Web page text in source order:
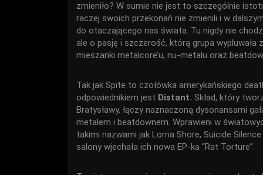
zmieniło? W sumie nie jest to szczególnie
raczej swoich przekonań nie zmienili i w
do otaczającego nas świata. Tu nigdy nie
ale o pasję i szczerość, którą grupa wypluwała
mieszanki metalcore’u, nu-metalu oraz
Tak jak Spite to czołówka amerykańskiego
odpowiednikiem jest Distant. Skład, który
Bratysławy, łączy naznaczoną dysonansami
metalem i beatdownem. Wprawieni w
takimi nazwami jak Lorna Shore, Suicide
salony wjechała ich nowa EP-ka “Rat Torture”.